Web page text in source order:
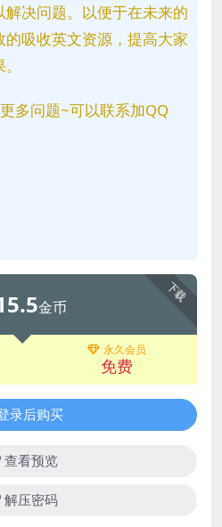
决问题。以便于在未来的
吸收英文资源，提高大家
多问题~可以联系加QQ
下载
金币
永久会员
免费
录后购买
查看预览
解压密码